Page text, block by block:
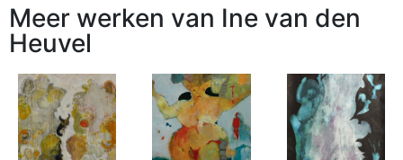
Meer werken van Ine van den
Heuvel